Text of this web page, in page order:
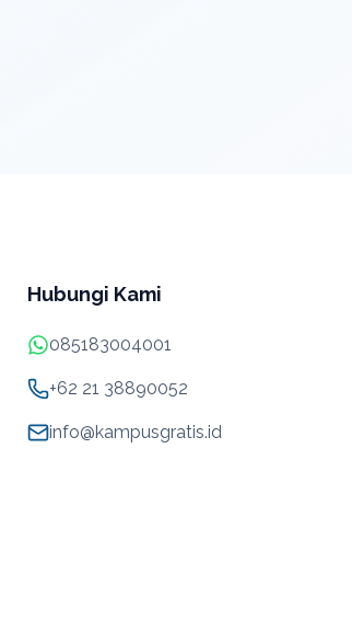
Hubungi Kami
085183004001
+62 21 38890052
info@kampusgratis.id